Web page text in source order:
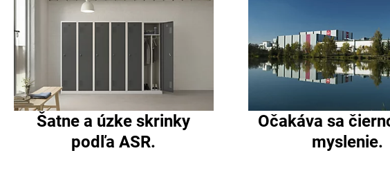
Šatne a úzke skrinky
podľa ASR.
Očakáva sa
myslenie.